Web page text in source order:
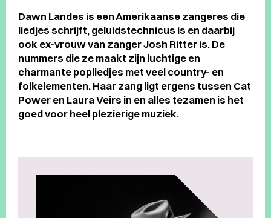
Dawn Landes is een Amerikaanse zangeres die
liedjes schrijft, geluidstechnicus is en daarbij
ook ex-vrouw van zanger Josh Ritter is. De
nummers die ze maakt zijn luchtige en
charmante popliedjes met veel country- en
folkelementen. Haar zang ligt ergens tussen Cat
Power en Laura Veirs in en alles tezamen is het
goed voor heel plezierige muziek.